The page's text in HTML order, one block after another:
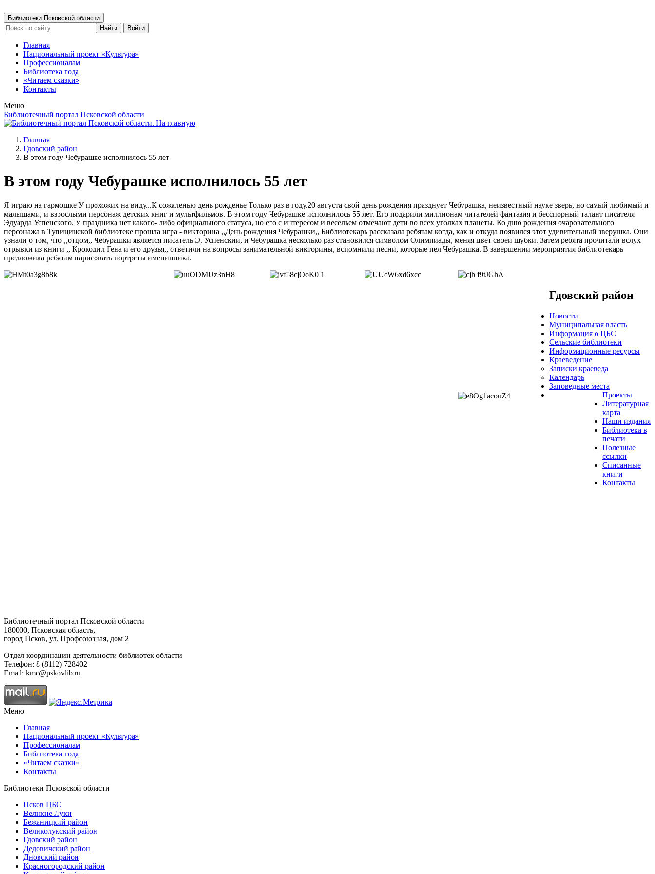
Библиотеки Псковской области
Найти
Войти
Главная
Национальный проект «Культура»
Профессионалам
Библиотека года
«Читаем сказки»
Контакты
Меню
Библиотечный портал Псковской области
Главная
Гдовский район
В этом году Чебурашке исполнилось 55 лет
В этом году Чебурашке исполнилось 55 лет
Я играю на гармошке У прохожих на виду...К сожаленью день рожденье Только раз в году.20 августа свой день рождения празднует Чебурашка, неизвестный науке зверь, но самый любимый и
малышами, и взрослыми персонаж детских книг и мультфильмов. В этом году Чебурашке исполнилось 55 лет. Его подарили миллионам читателей фантазия и бесспорный талант писателя
Эдуарда Успенского. У праздника нет какого- либо официального статуса, но его с интересом и весельем отмечают дети во всех уголках планеты. Ко дню рождения очаровательного
персонажа в Тупицинской библиотеке прошла игра - викторина ,,День рождения Чебурашки,, Библиотекарь рассказала ребятам когда, как и откуда появился этот удивительный зверушка. Они
узнали о том, что ,,отцом,, Чебурашки является писатель Э. Успенский, и Чебурашка несколько раз становился символом Олимпиады, меняя цвет своей шубки. Затем ребята прочитали вслух
отрывки из книги ,, Крокодил Гена и его друзья,, ответили на вопросы занимательной викторины, вспомнили песни, которые пел Чебурашка. В завершении мероприятия библиотекарь
предложила ребятам нарисовать портреты именинника.
Гдовский район
Новости
Муниципальная власть
Информация о ЦБС
Сельские библиотеки
Информационные ресурсы
Краеведение
Записки краеведа
Календарь
Заповедные места
Проекты
Литературная
карта
Наши издания
Библиотека в
печати
Полезные
ссылки
Списанные
книги
Контакты
Библиотечный портал Псковской области
180000, Псковская область,
город Псков, ул. Профсоюзная, дом 2
Отдел координации деятельности библиотек области
Телефон: 8 (8112) 728402
Email: kmc@pskovlib.ru
Меню
Главная
Национальный проект «Культура»
Профессионалам
Библиотека года
«Читаем сказки»
Контакты
Библиотеки Псковской области
Псков ЦБС
Великие Луки
Бежаницкий район
Великолукский район
Гдовский район
Дедовичский район
Дновский район
Красногородский район